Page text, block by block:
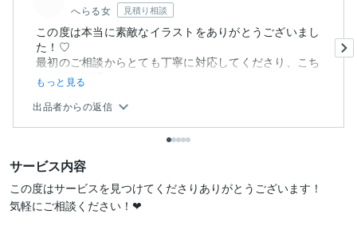
へらる女 見積り相談
この度は本当に素敵なイラストをありがとうございまし
た！♡
最初のご相談からとても丁寧に対応してくださり、こち
らの拙い説明...
もっと見る
出品者からの返信
サービス内容
この度はサービスを見つけてくださりありがとうございます！
気軽にご相談ください！❤︎